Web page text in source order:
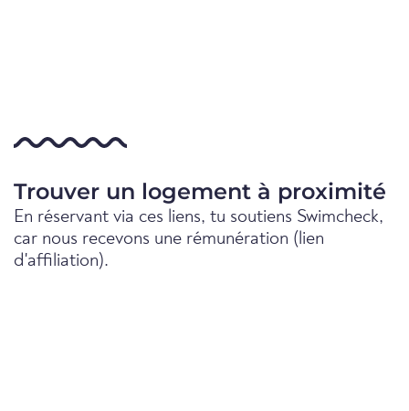
Trouver un logement à proximité
En réservant via ces liens, tu soutiens Swimcheck,
car nous recevons une rémunération (lien
d'affiliation).